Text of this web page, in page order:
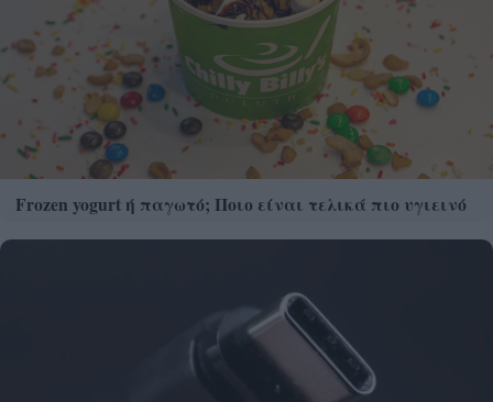
Frozen yogurt ή παγωτό; Ποιο είναι τελικά πιο υγιεινό